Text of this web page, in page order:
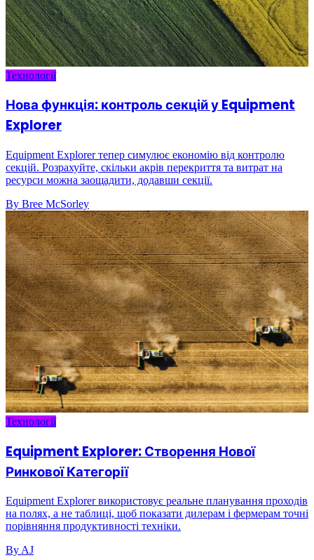
Технології
Нова функція: контроль секцій у Equipment
Explorer
Equipment Explorer тепер симулює економію від контролю
секцій. Розрахуйте, скільки акрів перекриття та витрат на
ресурси можна заощадити, додавши секції.
By Bree McSorley
Технології
Equipment Explorer: Створення Нової
Ринкової Категорії
Equipment Explorer використовує реальне планування проходів
на полях, а не таблиці, щоб показати дилерам і фермерам точні
порівняння продуктивності техніки.
By AJ